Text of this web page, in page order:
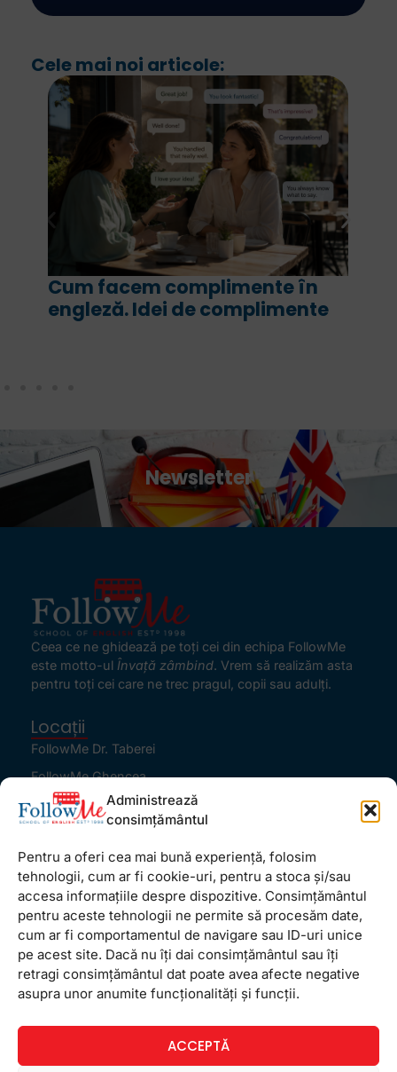
Administrează
consimțământul
Pentru a oferi cea mai bună experiență, folosim
tehnologii, cum ar fi cookie-uri, pentru a stoca și/sau
accesa informațiile despre dispozitive. Consimțământul
pentru aceste tehnologii ne permite să procesăm date,
cum ar fi comportamentul de navigare sau ID-uri unice
pe acest site. Dacă nu îți dai consimțământul sau îți
retragi consimțământul dat poate avea afecte negative
asupra unor anumite funcționalități și funcții.
ACCEPTĂ
Cele mai noi articole:
în
For și since în engleză. Ce
are fiecare și cum le
Newsletter
Ceea ce ne ghidează pe toţi cei din echipa FollowMe
este motto-ul Învaţă zâmbind. Vrem să realizăm asta
pentru toţi cei care ne trec pragul, copii sau adulţi.
Locații
FollowMe Dr. Taberei
FollowMe Ghencea
FollowMe Titan
Informații Utile
Regulament FollowMe
Structură an școlar
Contact
Testimoniale
GDPR